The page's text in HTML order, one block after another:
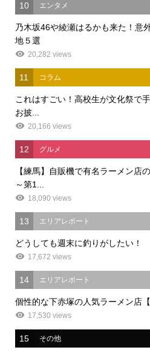
10 エンタメ
乃木坂46や綾瀬はるかも来た！意
地５選
20,282 views
11 コラム
これはすごい！高校生が文化祭で
お披...
20,166 views
12 グルメ
【練馬】自販機で有名ラーメン店
～第1...
18,090 views
13 エリアレポート
どうしても週末に釣りがしたい！
17,672 views
14 エリアレポート
個性的な下赤塚の人気ラーメン店
17,530 views
15 その他